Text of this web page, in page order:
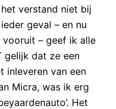
verstand niet bij
geval – en nu
– geef ik alle
gelijk dat ze een
inleveren van een
Micra, was ik erg
Het